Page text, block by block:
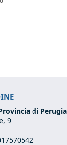
di Perugia
9